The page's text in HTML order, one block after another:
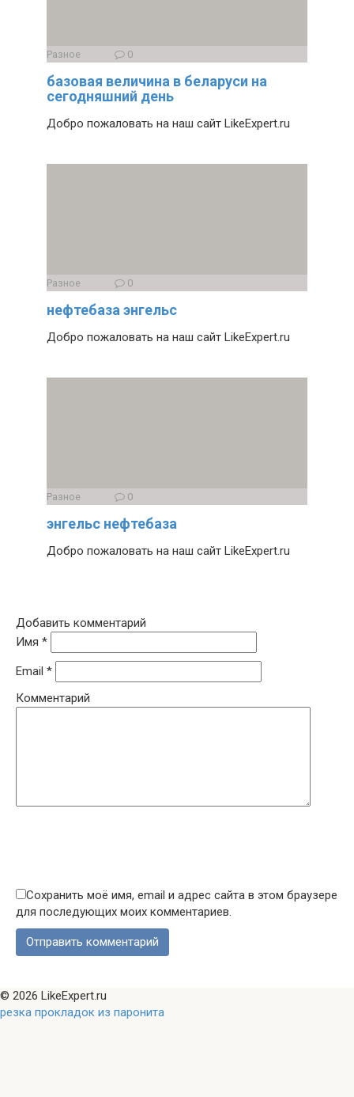
Разное 0
базовая величина в беларуси на
сегодняшний день
Добро пожаловать на наш сайт LikeExpert.ru
Разное 0
нефтебаза энгельс
Добро пожаловать на наш сайт LikeExpert.ru
Разное 0
энгельс нефтебаза
Добро пожаловать на наш сайт LikeExpert.ru
Добавить комментарий
Имя *
Email *
Комментарий
Сохранить моё имя, email и адрес сайта в этом браузере
для последующих моих комментариев.
© 2026 LikeExpert.ru
резка прокладок из паронита